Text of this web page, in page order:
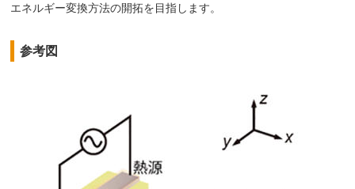
エネルギー変換方法の開拓を目指します。
参考図